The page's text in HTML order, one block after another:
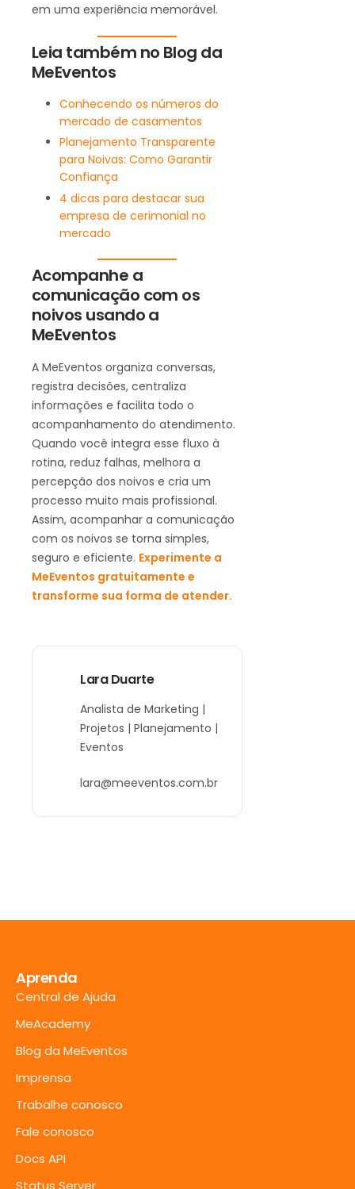
em uma experiência memorável.
Leia também no Blog da
MeEventos
Conhecendo os números do
mercado de casamentos
Planejamento Transparente
para Noivas: Como Garantir
Confiança
4 dicas para destacar sua
empresa de cerimonial no
mercado
Acompanhe a
comunicação com os
noivos usando a
MeEventos
A MeEventos organiza conversas,
registra decisões, centraliza
informações e facilita todo o
acompanhamento do atendimento.
Quando você integra esse fluxo à
rotina, reduz falhas, melhora a
percepção dos noivos e cria um
processo muito mais profissional.
Assim, acompanhar a comunicação
com os noivos se torna simples,
seguro e eficiente. Experimente a
MeEventos gratuitamente e
transforme sua forma de atender.
Lara Duarte
Analista de Marketing |
Projetos | Planejamento |
Eventos
lara@meeventos.com.br
Aprenda
Central de Ajuda
MeAcademy
Blog da MeEventos
Imprensa
Trabalhe conosco
Fale conosco
Docs API